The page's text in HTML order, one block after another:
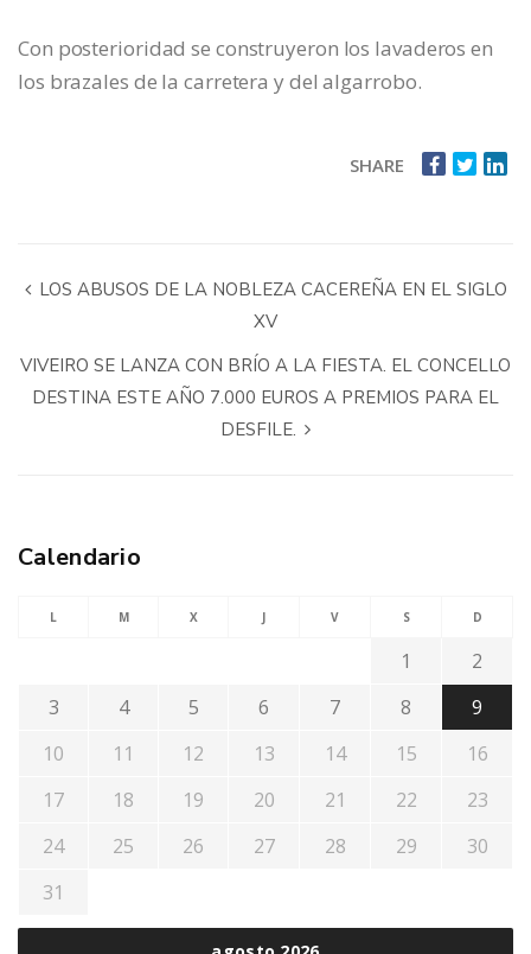
Con posterioridad se construyeron los lavaderos en
los brazales de la carretera y del algarrobo.
SHARE
LOS ABUSOS DE LA NOBLEZA CACEREÑA EN EL SIGLO
XV
VIVEIRO SE LANZA CON BRÍO A LA FIESTA. EL CONCELLO
DESTINA ESTE AÑO 7.000 EUROS A PREMIOS PARA EL
DESFILE.
Calendario
L M X J V S D
1
2
3
4 5 6 7 8
9
10
11 12 13 14 15
16
17
18 19 20 21 22
23
24
25 26 27 28 29
30
31